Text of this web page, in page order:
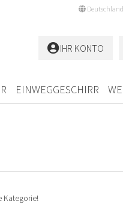
Deutschland
IHR KONTO
EINWEGGESCHIRR
Kategorie!